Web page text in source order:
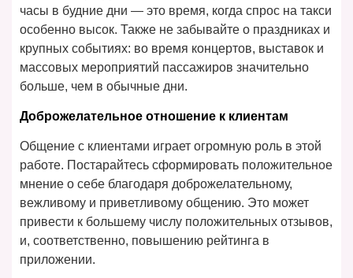
часы в будние дни — это время, когда спрос на такси
особенно высок. Также не забывайте о праздниках и
крупных событиях: во время концертов, выставок и
массовых мероприятий пассажиров значительно
больше, чем в обычные дни.
Доброжелательное отношение к клиентам
Общение с клиентами играет огромную роль в этой
работе. Постарайтесь сформировать положительное
мнение о себе благодаря доброжелательному,
вежливому и приветливому общению. Это может
привести к большему числу положительных отзывов,
и, соответственно, повышению рейтинга в
приложении.